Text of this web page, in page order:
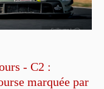
- C2 :
marquée par